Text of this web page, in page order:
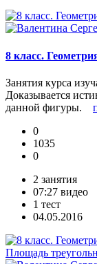
8 класс.
Занятия курса
Доказывается
данной фигуры.
0
1035
0
2 занятия
07:27 видео
1 тест
04.05.2016